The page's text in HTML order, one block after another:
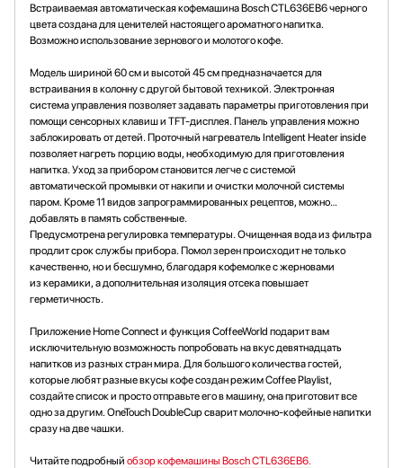
Встраиваемая автоматическая кофемашина Bosch CTL636EB6 черного
цвета создана для ценителей настоящего ароматного напитка.
Возможно использование зернового и молотого кофе.
Модель шириной 60 см и высотой 45 см предназначается для
встраивания в колонну с другой бытовой техникой. Электронная
система управления позволяет задавать параметры приготовления при
помощи сенсорных клавиш и TFT-дисплея. Панель управления можно
заблокировать от детей. Проточный нагреватель Intelligent Heater inside
позволяет нагреть порцию воды, необходимую для приготовления
напитка. Уход за прибором становится легче с системой
автоматической промывки от накипи и очистки молочной системы
паром. Кроме 11 видов запрограммированных рецептов, можно
добавлять в память собственные.
Предусмотрена регулировка температуры. Очищенная вода из фильтра
продлит срок службы прибора. Помол зерен происходит не только
качественно, но и бесшумно, благодаря кофемолке с жерновами
из керамики, а дополнительная изоляция отсека повышает
герметичность.
Приложение Home Connect и функция CoffeeWorld подарит вам
исключительную возможность попробовать на вкус девятнадцать
напитков из разных стран мира. Для большого количества гостей,
которые любят разные вкусы кофе создан режим Coffee Playlist,
создайте список и просто отправьте его в машину, она приготовит все
одно за другим. OneTouch DoubleCup сварит молочно-кофейные напитки
сразу на две чашки.
Читайте подробный обзор кофемашины Bosch CTL636EB6.